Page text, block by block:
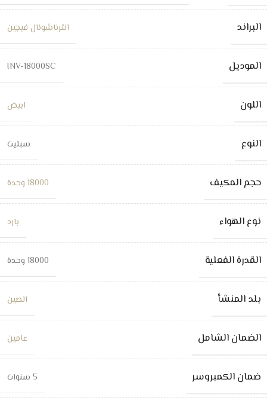
البراند انترناشونال فيجين
الموديل INV-18000SC
اللون ابيض
النوع سبليت
حجم المكيف 18000 وحدة
نوع الهواء بارد
القدرة الفعلية 18000 وحدة
بلد المنشأ الصين
الضمان الشامل عامين
ضمان الكمبروسر 5 سنوات